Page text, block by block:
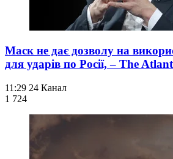
Маск не дає дозволу на
для ударів по Росії, – The
11:29 24 Канал
1 724